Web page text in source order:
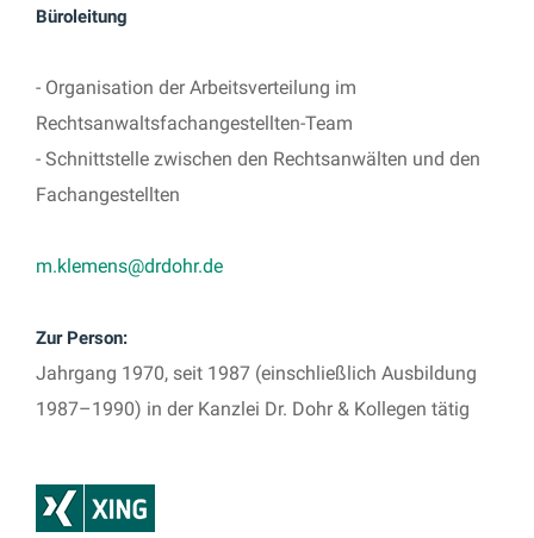
Büroleitung
- Organisation der Arbeitsverteilung im
Rechtsanwaltsfachangestellten-Team
- Schnittstelle zwischen den Rechtsanwälten und den
Fachangestellten
m.klemens@drdohr.de
Zur Person:
Jahrgang 1970, seit 1987 (einschließlich Ausbildung
1987–1990) in der Kanzlei Dr. Dohr & Kollegen tätig